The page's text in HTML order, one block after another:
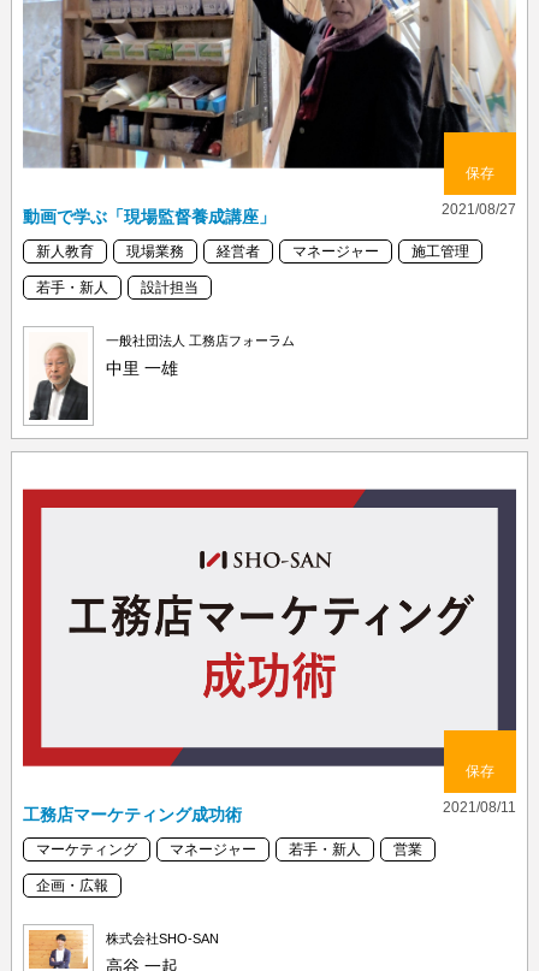
保存
2021/08/27
動画で学ぶ「現場監督養成講座」
新人教育 現場業務 経営者 マネージャー 施工管理
若手・新人 設計担当
一般社団法人 工務店フォーラム
中里 一雄
保存
2021/08/11
工務店マーケティング成功術
マーケティング マネージャー 若手・新人 営業
企画・広報
株式会社SHO-SAN
高谷 一起